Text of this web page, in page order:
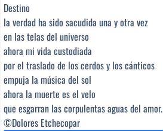
Destino
la verdad ha sido sacudida una y otra vez
en las telas del universo
ahora mi vida custodiada
por el traslado de los cerdos y los cánticos
empuja la música del sol
ahora la muerte es el velo
que esgarran las corpulentas aguas del amor.
©Dolores Etchecopar